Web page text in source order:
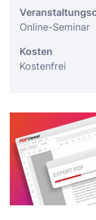
Online-Seminar
Kosten
Kostenfrei